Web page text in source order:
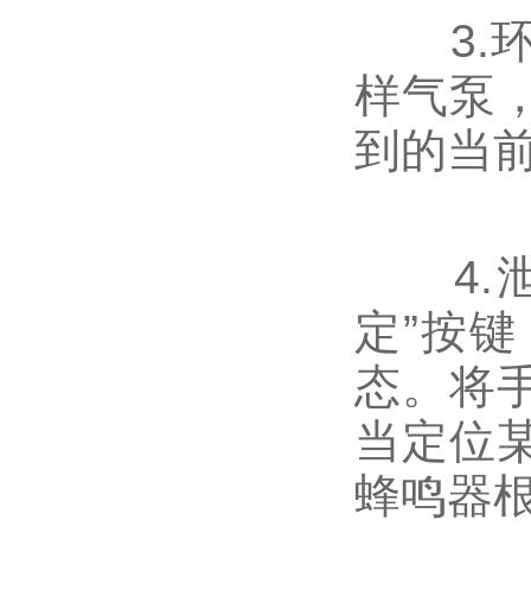
3.环
样气泵
到的当
4.泄
定”按
态。将
当定位
蜂鸣器